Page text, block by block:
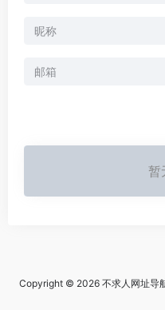
暂
Copyright © 2026 不求人网址导